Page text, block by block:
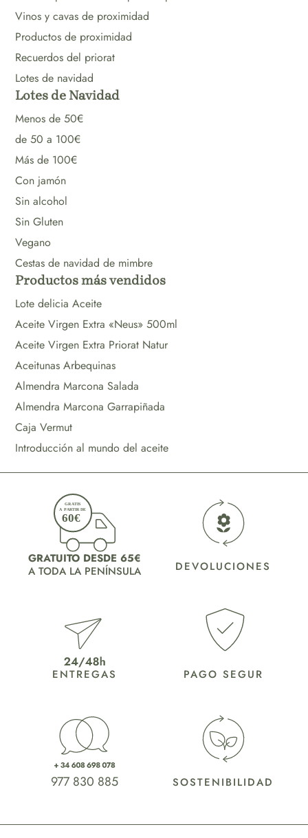
Vinos y cavas de proximidad
Productos de proximidad
Recuerdos del priorat
Lotes de navidad
Lotes de Navidad
Menos de 50€
de 50 a 100€
Más de 100€
Con jamón
Sin alcohol
Sin Gluten
Vegano
Cestas de navidad de mimbre
Productos más vendidos
Lote delicia Aceite
Aceite Virgen Extra «Neus» 500ml
Aceite Virgen Extra Priorat Natur
Aceitunas Arbequinas
Almendra Marcona Salada
Almendra Marcona Garrapiñada
Caja Vermut
Introducción al mundo del aceite
GRATUITO DESDE 65€
A TODA LA PENÍNSULA
ENTREGAS
977 830 885
DEVOLUCIONES
PAGO SEGUR
SOSTENIBILIDAD